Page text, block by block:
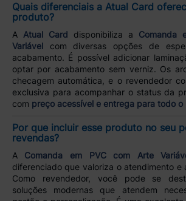
Quais diferenciais a Atual Card
produto?
A Atual Card disponibiliza a Comanda
Variávelcom diversas opções de
acabamento. É possível adicionar
optar por acabamento sem verniz. Os
checagem automática, e o revendedor
exclusiva para acompanhar o status da
com preço acessível e entrega para todo o
Por que incluir esse produto no seu
revendas?
A Comanda em PVC com Arte
diferenciado que valoriza o atendimento e
Como revendedor, você pode se
soluções modernas que atendem